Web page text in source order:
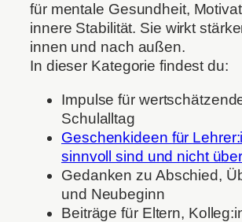
für mentale Gesundheit,
innere Stabilität. Sie wirkt
innen und nach außen.
In dieser Kategorie findest du:
Impulse für
Schulalltag
Geschenkideen für
sinnvoll sind und nicht
Gedanken zu Abschied,
und Neubeginn
Beiträge für Eltern,